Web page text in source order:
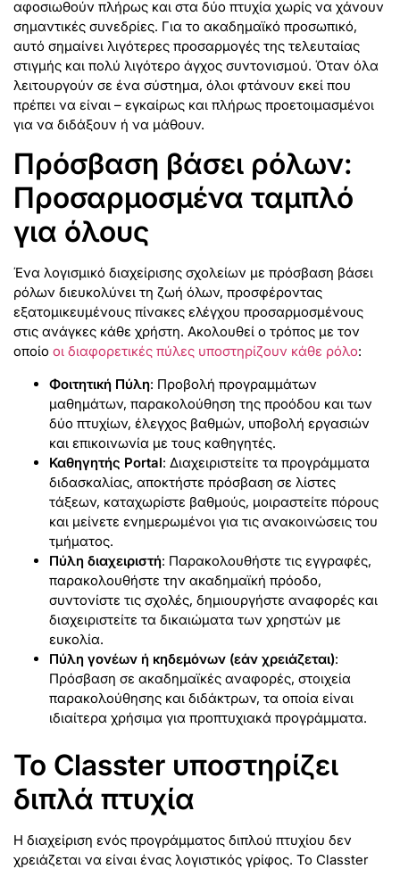
αφοσιωθούν πλήρως και στα δύο πτυχία χωρίς να χάνουν
σημαντικές συνεδρίες. Για το ακαδημαϊκό προσωπικό,
αυτό σημαίνει λιγότερες προσαρμογές της τελευταίας
στιγμής και πολύ λιγότερο άγχος συντονισμού. Όταν όλα
λειτουργούν σε ένα σύστημα, όλοι φτάνουν εκεί που
πρέπει να είναι – εγκαίρως και πλήρως προετοιμασμένοι
για να διδάξουν ή να μάθουν.
Πρόσβαση βάσει ρόλων:
Προσαρμοσμένα ταμπλό
για όλους
Ένα λογισμικό διαχείρισης σχολείων με πρόσβαση βάσει
ρόλων διευκολύνει τη ζωή όλων, προσφέροντας
εξατομικευμένους πίνακες ελέγχου προσαρμοσμένους
στις ανάγκες κάθε χρήστη. Ακολουθεί ο τρόπος με τον
οποίο οι διαφορετικές πύλες υποστηρίζουν κάθε ρόλο:
Φοιτητική Πύλη: Προβολή προγραμμάτων
μαθημάτων, παρακολούθηση της προόδου και των
δύο πτυχίων, έλεγχος βαθμών, υποβολή εργασιών
και επικοινωνία με τους καθηγητές.
Καθηγητής Portal: Διαχειριστείτε τα προγράμματα
διδασκαλίας, αποκτήστε πρόσβαση σε λίστες
τάξεων, καταχωρίστε βαθμούς, μοιραστείτε πόρους
και μείνετε ενημερωμένοι για τις ανακοινώσεις του
τμήματος.
Πύλη διαχειριστή: Παρακολουθήστε τις εγγραφές,
παρακολουθήστε την ακαδημαϊκή πρόοδο,
συντονίστε τις σχολές, δημιουργήστε αναφορές και
διαχειριστείτε τα δικαιώματα των χρηστών με
ευκολία.
Πύλη γονέων ή κηδεμόνων (εάν χρειάζεται):
Πρόσβαση σε ακαδημαϊκές αναφορές, στοιχεία
παρακολούθησης και διδάκτρων, τα οποία είναι
ιδιαίτερα χρήσιμα για προπτυχιακά προγράμματα.
Το Classter υποστηρίζει
διπλά πτυχία
Η διαχείριση ενός προγράμματος διπλού πτυχίου δεν
χρειάζεται να είναι ένας λογιστικός γρίφος. Το Classter